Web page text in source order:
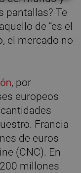
pantallas? Te
de “es el
el mercado no
, por
europeos
Francia
de euros
(CNC). En
millones